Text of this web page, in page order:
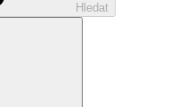
Hledat